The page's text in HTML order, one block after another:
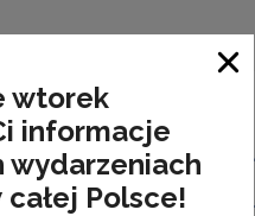
wtorek
informacje
wydarzeniach
Polsce!